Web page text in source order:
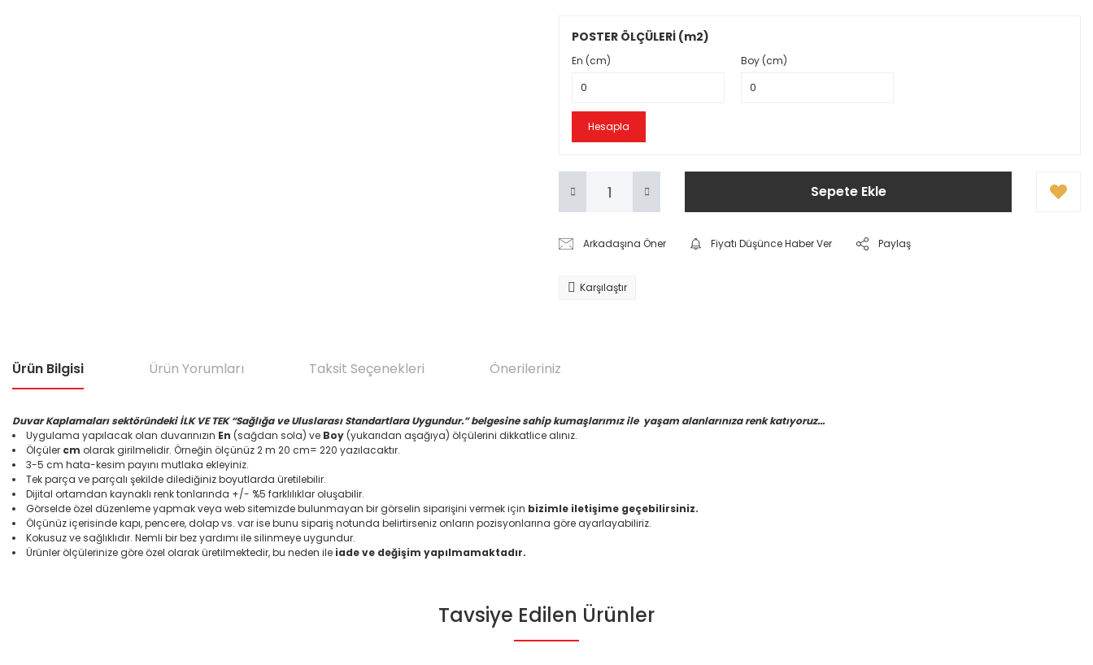
POSTER ÖLÇÜLERİ (m2)
En (cm) Boy (cm)
Hesapla
Sepete Ekle
Arkadaşına Öner Fiyatı Düşünce Haber Ver Paylaş
Karşılaştır
Ürün Bilgisi Ürün Yorumları Taksit Seçenekleri Önerileriniz
Duvar Kaplamaları sektöründeki İLK VE TEK “Sağlığa ve Uluslarası Standartlara Uygundur.” belgesine sahip kumaşlarımız ile yaşam alanlarınıza renk katıyoruz...
Uygulama yapılacak olan duvarınızın En (sağdan sola) ve Boy (yukarıdan aşağıya) ölçülerini dikkatlice alınız.
Ölçüler cm olarak girilmelidir. Örneğin ölçünüz 2 m 20 cm= 220 yazılacaktır.
3-5 cm hata-kesim payını mutlaka ekleyiniz.
Tek parça ve parçalı şekilde dilediğiniz boyutlarda üretilebilir.
Dijital ortamdan kaynaklı renk tonlarında +/- %5 farklılıklar oluşabilir.
Görselde özel düzenleme yapmak veya web sitemizde bulunmayan bir görselin siparişini vermek için bizimle iletişime geçebilirsiniz.
Ölçünüz içerisinde kapı, pencere, dolap vs. var ise bunu sipariş notunda belirtirseniz onların pozisyonlarına göre ayarlayabiliriz.
Kokusuz ve sağlıklıdır. Nemli bir bez yardımı ile silinmeye uygundur.
Ürünler ölçülerinize göre özel olarak üretilmektedir, bu neden ile iade ve değişim yapılmamaktadır.
Bu ürüne ilk yorumu siz yapın!
Bu ürünün fiyat bilgisi, resim, ürün açıklamalarında ve diğer konularda yetersiz gördüğünüz noktaları öneri formunu kullanarak tarafımıza iletebilirsiniz.
Tavsiye Edilen Ürünler